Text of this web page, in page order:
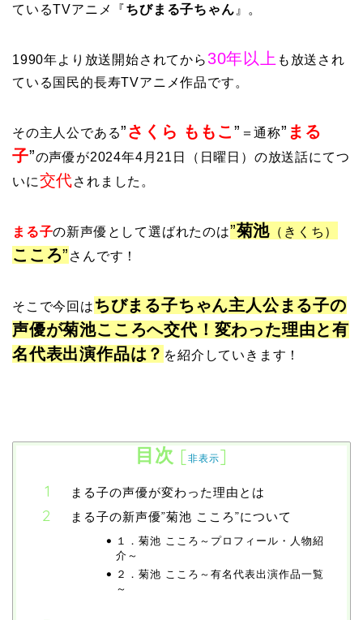
ているTVアニメ『ちびまる子ちゃん 』。
1990年より放送開始されてから 30年以上 も放送され
ている国民的長寿TVアニメ作品です。
その主人公である”さくら ももこ” ＝通称” まる
子”の声優が2024年4月21日（日曜日）の放送話にてつ
いに交代されました。
まる子の新声優として選ばれたのは”菊池 （きくち）
こころ” さんです！
そこで今回は ちびまる子ちゃん主人公まる子の
声優が菊池こころへ交代！変わった理由と有
名代表出演作品は？ を紹介していきます！
目次 [非表示]
まる子の声優が変わった理由とは
まる子の新声優”菊池 こころ”について
１．菊池 こころ～プロフィール・人物紹
介～
２．菊池 こころ～有名代表出演作品一覧
～